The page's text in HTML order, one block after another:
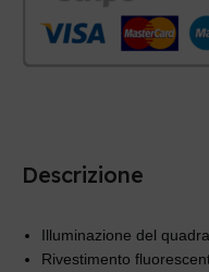
Descrizione
Illuminazione del
Rivestimento